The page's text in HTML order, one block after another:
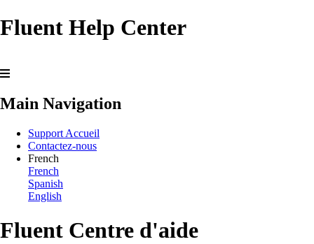
Fluent Help Center
Main Navigation
Support Accueil
Contactez-nous
French
French
Spanish
English
Fluent Centre d'aide